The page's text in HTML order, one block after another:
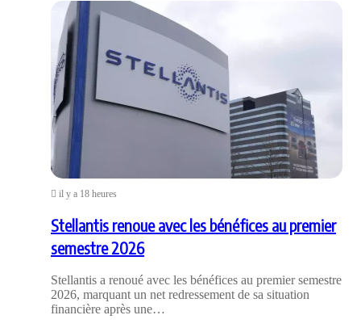
il y a 18 heures
Stellantis renoue avec les bénéfices au premier
semestre 2026
Stellantis a renoué avec les bénéfices au premier semestre
2026, marquant un net redressement de sa situation
financière après une…